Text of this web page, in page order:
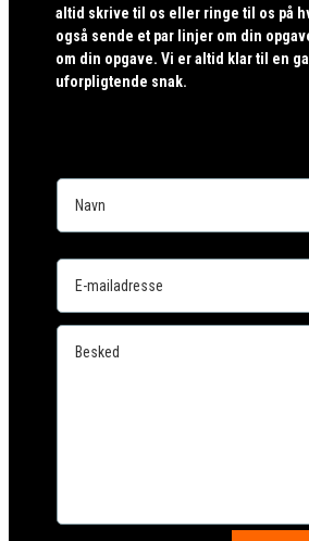
altid skrive til os eller ringe til os på
også sende et par linjer om din
om din opgave. Vi er altid klar til en
uforpligtende snak.